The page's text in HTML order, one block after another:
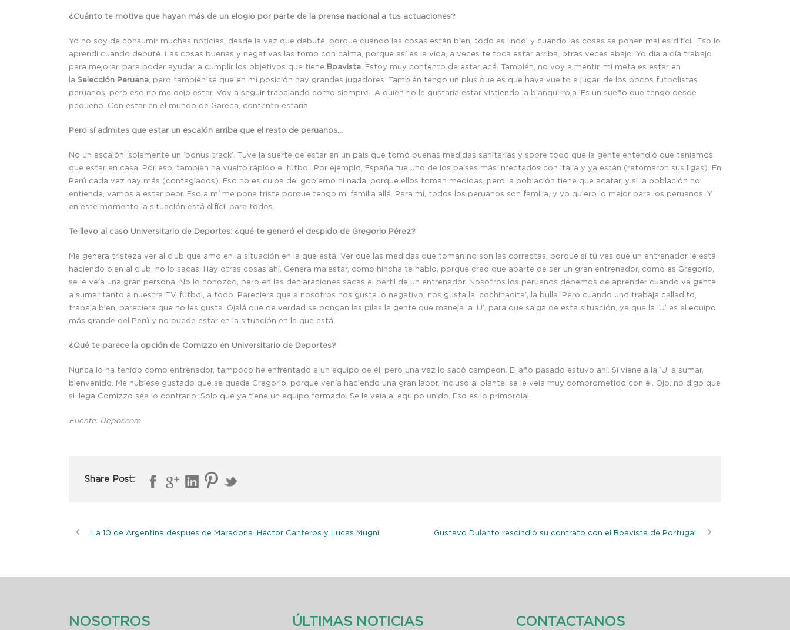
¿Cuánto te motiva que hayan más de un elogio por parte de la prensa nacional a tus actuaciones?
Yo no soy de consumir muchas noticias, desde la vez que debuté, porque cuando las cosas están bien, todo es lindo, y cuando las cosas se ponen mal es difícil. Eso lo
aprendí cuando debuté. Las cosas buenas y negativas las tomo con calma, porque así es la vida, a veces te toca estar arriba, otras veces abajo. Yo día a día trabajo
para mejorar, para poder ayudar a cumplir los objetivos que tiene Boavista . Estoy muy contento de estar acá. También, no voy a mentir, mi meta es estar en
la Selección Peruana , pero también sé que en mi posición hay grandes jugadores. También tengo un plus que es que haya vuelto a jugar, de los pocos futbolistas
peruanos, pero eso no me dejo estar. Voy a seguir trabajando como siempre.. A quién no le gustaría estar vistiendo la blanquirroja. Es un sueño que tengo desde
pequeño. Con estar en el mundo de Gareca, contento estaría.
Pero sí admites que estar un escalón arriba que el resto de peruanos…
No un escalón, solamente un ‘bonus track’. Tuve la suerte de estar en un país que tomó buenas medidas sanitarias y sobre todo que la gente entendió que teníamos
que estar en casa. Por eso, también ha vuelto rápido el fútbol. Por ejemplo, España fue uno de los países más infectados con Italia y ya están (retomaron sus ligas). En
Perú cada vez hay más (contagiados). Eso no es culpa del gobierno ni nada, porque ellos toman medidas, pero la población tiene que acatar, y si la población no
entiende, vamos a estar peor. Eso a mí me pone triste porque tengo mi familia allá. Para mí, todos los peruanos son familia, y yo quiero lo mejor para los peruanos. Y
en este momento la situación está difícil para todos.
Te llevo al caso Universitario de Deportes: ¿qué te generó el despido de Gregorio Pérez?
Me genera tristeza ver al club que amo en la situación en la que está. Ver que las medidas que toman no son las correctas, porque si tú ves que un entrenador le está
haciendo bien al club, no lo sacas. Hay otras cosas ahí. Genera malestar, como hincha te hablo, porque creo que aparte de ser un gran entrenador, como es Gregorio,
se le veía una gran persona. No lo conozco, pero en las declaraciones sacas el perfil de un entrenador. Nosotros los peruanos debemos de aprender cuando va gente
a sumar tanto a nuestra TV, fútbol, a todo. Pareciera que a nosotros nos gusta lo negativo, nos gusta la ‘cochinadita’, la bulla. Pero cuando uno trabaja calladito,
trabaja bien, pareciera que no les gusta. Ojalá que de verdad se pongan las pilas la gente que maneja la ‘U’, para que salga de esta situación, ya que la ‘U’ es el equipo
más grande del Perú y no puede estar en la situación en la que está.
¿Qué te parece la opción de Comizzo en Universitario de Deportes?
Nunca lo ha tenido como entrenador, tampoco he enfrentado a un equipo de él, pero una vez lo sacó campeón. El año pasado estuvo ahí. Si viene a la ‘U’ a sumar,
bienvenido. Me hubiese gustado que se quede Gregorio, porque venía haciendo una gran labor, incluso al plantel se le veía muy comprometido con él. Ojo, no digo que
si llega Comizzo sea lo contrario. Solo que ya tiene un equipo formado. Se le veía al equipo unido. Eso es lo primordial.
Fuente: Depor.com
Share Post:
La 10 de Argentina despues de Maradona. Héctor Canteros y Lucas Mugni. Gustavo Dulanto rescindió su contrato con el Boavista de Portugal
NOSOTROS ÚLTIMAS NOTICIAS CONTACTANOS